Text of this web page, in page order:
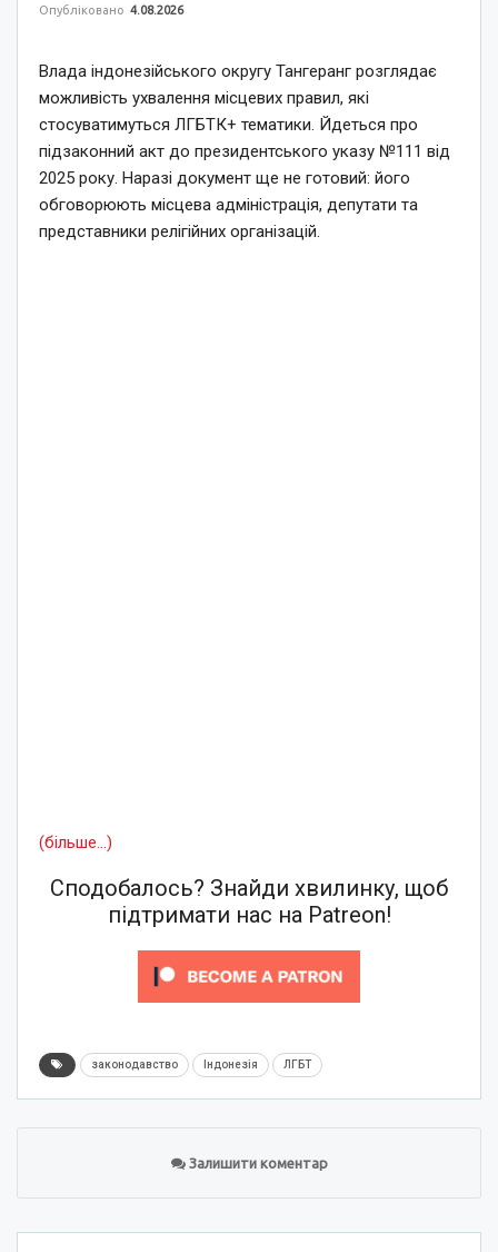
Опубліковано 4.08.2026
Влада індонезійського округу Тангеранг розглядає
можливість ухвалення місцевих правил, які
стосуватимуться ЛГБТК+ тематики. Йдеться про
підзаконний акт до президентського указу №111 від
2025 року. Наразі документ ще не готовий: його
обговорюють місцева адміністрація, депутати та
представники релігійних організацій.
(більше…)
Сподобалось? Знайди хвилинку, щоб
підтримати нас на Patreon!
законодавство Індонезія ЛГБТ
Залишити коментар